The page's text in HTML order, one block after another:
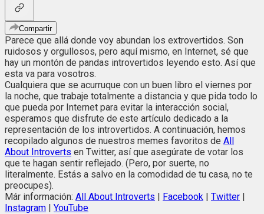
Compartir
Parece que allá donde voy abundan los extrovertidos. Son
ruidosos y orgullosos, pero aquí mismo, en Internet, sé que
hay un montón de pandas introvertidos leyendo esto. Así que
esta va para vosotros.
Cualquiera que se acurruque con un buen libro el viernes por
la noche, que trabaje totalmente a distancia y que pida todo lo
que pueda por Internet para evitar la interacción social,
esperamos que disfrute de este artículo dedicado a la
representación de los introvertidos. A continuación, hemos
recopilado algunos de nuestros memes favoritos de All
About Introverts en Twitter, así que asegúrate de votar los
que te hagan sentir reflejado. (Pero, por suerte, no
literalmente. Estás a salvo en la comodidad de tu casa, no te
preocupes).
Már información: All About Introverts | Facebook | Twitter |
Instagram | YouTube